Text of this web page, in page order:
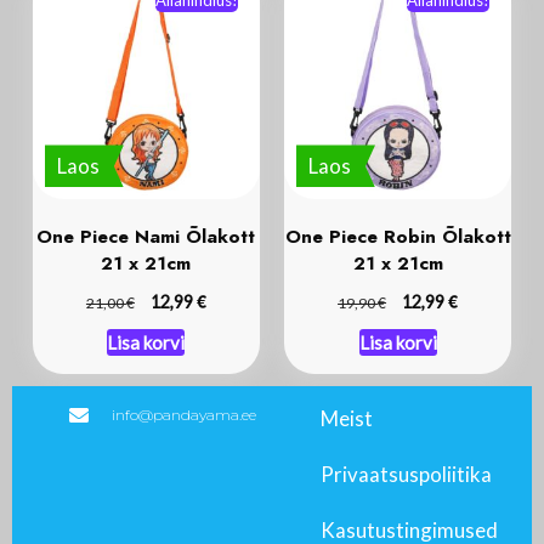
Laos
One Piece Nami Õlakott
21 x 21cm
21,00€ 12,99€
Lisa korvi
Laos
One Piece Robin Õlakott
21 x 21cm
19,90€ 12,99€
Lisa korvi
info@pandayama.ee Meist
Privaatsuspoliitika
Kasutustingimused